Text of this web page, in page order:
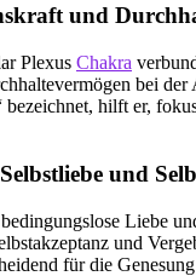
und
Plexus Chakra
bei
bezeichnet, hilft er,
und
Liebe
und
für die